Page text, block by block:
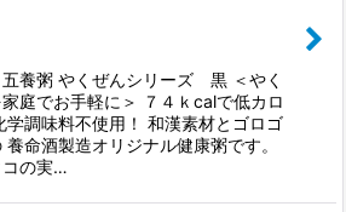
養粥 やくぜんシリーズ 黒 ＜やく
庭でお手軽に＞ ７４ｋcalで低カロ
学調味料不使用！ 和漢素材とゴロゴ
養命酒製造オリジナル健康粥です。
コの実…